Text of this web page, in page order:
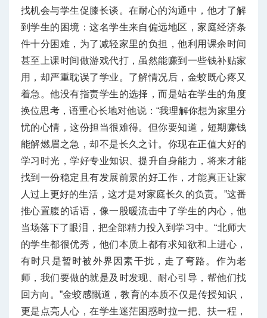
找机会与学生促膝长谈。在耐心的沟通中，他才了解
到学生的困境：这名学生来自偏远地区，家庭经济条
件十分困难，为了减轻家里的负担，他利用课余时间
甚至上课时间做游戏代打，虽然能赚到一些钱补贴家
用，却严重耽误了学业。了解情况后，金蛟既心疼又
着急。他没有指责学生的选择，而是站在学生的角度
换位思考，语重心长地对他说：“我理解你想为家里分
忧的心情，这份担当很难得。但你要知道，短期赚钱
能解燃眉之急，却不是长久之计。你现在正值大好的
学习时光，学好专业知识、提升自身能力，将来才能
找到一份稳定且有发展前景的好工作，才能真正让家
人过上更好的生活，这才是对家庭长久的负责。”这番
推心置腹的话语，像一股暖流击中了学生的内心，他
当场落下了眼泪，把全部精力投入到学习中。“北师大
的学生都很优秀，他们本质上都有求知欲和上进心，
有时只是暂时被外界因素干扰，走了弯路。作为老
师，我们要做的就是及时发现、耐心引导，帮他们找
回方向。”金蛟感慨道，教育的本质不仅是传授知识，
更是点亮人心，在学生迷茫困惑时拉一把、扶一程，